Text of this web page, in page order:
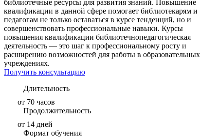
библиотечные ресурсы для развития знаний. Повышение
квалификации в данной сфере помогает библиотекарям и
педагогам не только оставаться в курсе тенденций, но и
совершенствовать профессиональные навыки. Курсы
повышения квалификации библиотечнопедагогическая
деятельность — это шаг к профессиональному росту и
расширению возможностей для работы в образовательных
учреждениях.
Получить консультацию
Длительность
от 70 часов
Продолжительность
от 14 дней
Формат обучения